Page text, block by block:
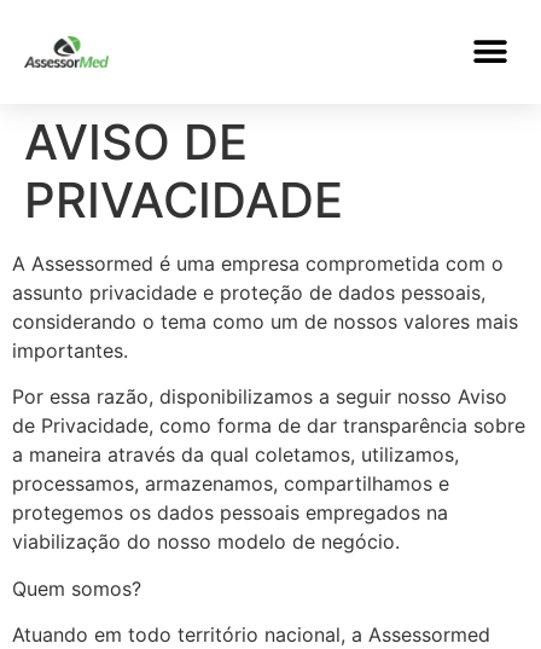
AVISO DE
PRIVACIDADE
A Assessormed é uma empresa comprometida com o
assunto privacidade e proteção de dados pessoais,
considerando o tema como um de nossos valores mais
importantes.
Por essa razão, disponibilizamos a seguir nosso Aviso
de Privacidade, como forma de dar transparência sobre
a maneira através da qual coletamos, utilizamos,
processamos, armazenamos, compartilhamos e
protegemos os dados pessoais empregados na
viabilização do nosso modelo de negócio.
Quem somos?
Atuando em todo território nacional, a Assessormed